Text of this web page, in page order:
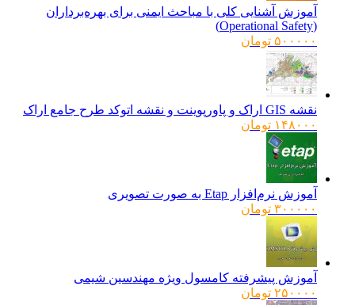
آموزش آشنایی کلی با مباحث ایمنی برای بهره‌برداران
۵۰۰۰۰۰ تومان
نقشه GIS اراک و پاورپوینت و نقشه اتوکد طرح جامع اراک
۱۴۸۰۰۰ تومان
آموزش نرم‌افزار Etap به صورت تصویری
۳۰۰۰۰۰ تومان
آموزش پیشرفته کامسول ویژه مهندسین شیمی
۲۵۰۰۰۰ تومان